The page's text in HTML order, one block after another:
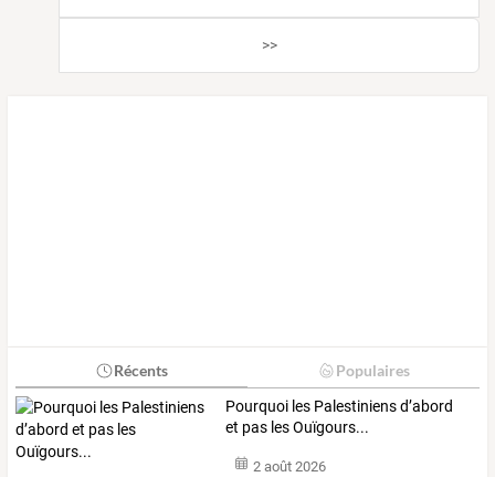
>>
Récents Populaires
Pourquoi les Palestiniens d’abord
et pas les Ouïgours...
2 août 2026